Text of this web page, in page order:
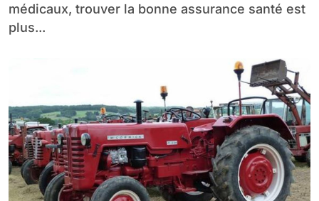
médicaux, trouver la bonne assurance santé est
plus...